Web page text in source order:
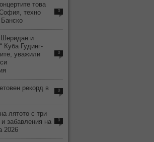
това
техно
0
и
Куба Гудинг-
уважили
0
рекорд в
0
лятото с три
забавления на
2026
0